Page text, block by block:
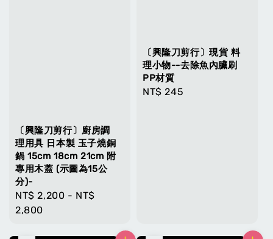
〔興隆刀剪行〕廚房調
理用具 日本製 玉子燒銅
鍋 15cm 18cm 21cm 附
專用木蓋 (示圖為15公
分)-
Regular
price
NT$ 2,200 - NT$
2,800
〔興隆刀剪行〕現貨 料
理小物--去除魚內臟刷
PP材質
Regular
NT$ 245